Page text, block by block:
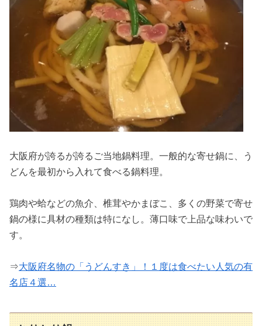
大阪府が誇るが誇るご当地鍋料理。一般的な寄せ鍋に、う
どんを最初から入れて食べる鍋料理。
鶏肉や蛤などの魚介、椎茸やかまぼこ、多くの野菜で寄せ
鍋の様に具材の種類は特になし。薄口味で上品な味わいで
す。
⇒大阪府名物の「うどんすき」！１度は食べたい人気の有
名店４選…